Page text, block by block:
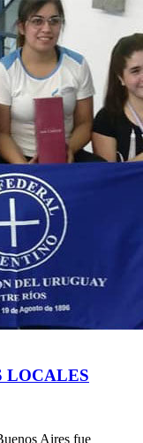
LOCALES
Aires fue